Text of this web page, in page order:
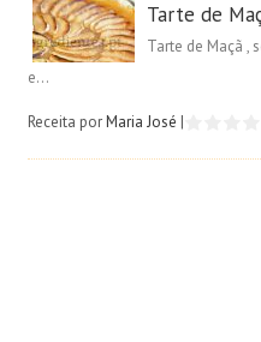
Tarte de
Tarte de Maçã ,
e...
Receita porMaria José |